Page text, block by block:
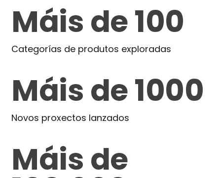
Máis de 100
Categorías de produtos exploradas
Máis de 1000
Novos proxectos lanzados
Máis de